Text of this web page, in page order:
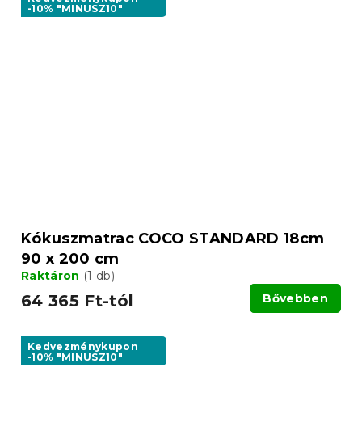
-10% "MINUSZ10"
Kókuszmatrac COCO STANDARD 18cm
90 x 200 cm
Raktáron (1 db)
64 365 Ft-tól Bővebben
Kedvezménykupon
-10% "MINUSZ10"